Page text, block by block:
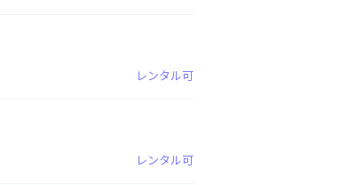
レンタル可
レンタル可